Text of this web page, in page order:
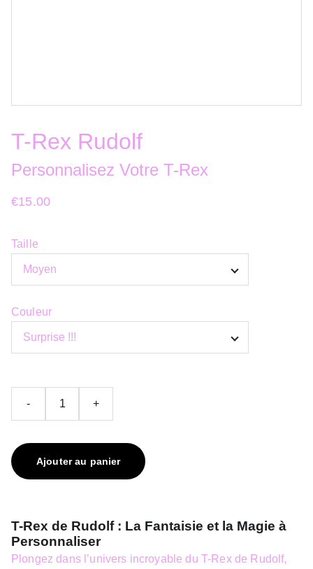
T-Rex Rudolf
Personnalisez Votre T-Rex
€15.00
Taille
Couleur
- +
Ajouter au panier
T-Rex de Rudolf : La Fantaisie et la Magie à
Personnaliser
Plongez dans l’univers incroyable du T-Rex de Rudolf,